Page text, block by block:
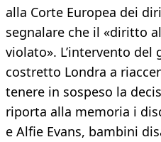
alla Corte Europea dei
segnalare che il «diritto
violato». L’intervento del
costretto Londra a
tenere in sospeso la
riporta alla memoria i
e Alfie Evans, bambini